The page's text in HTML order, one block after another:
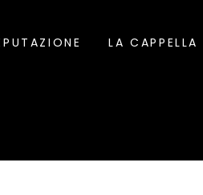
LA CAPPELLA